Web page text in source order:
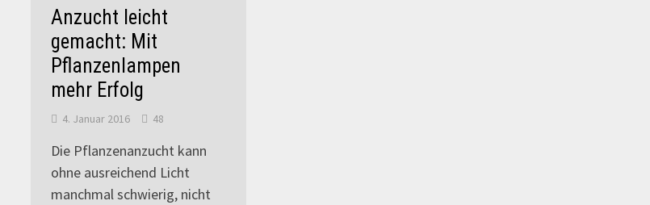
Anzucht leicht
gemacht: Mit
Pflanzenlampen
mehr Erfolg
4. Januar 2016 48
Die Pflanzenanzucht kann
ohne ausreichend Licht
manchmal schwierig, nicht